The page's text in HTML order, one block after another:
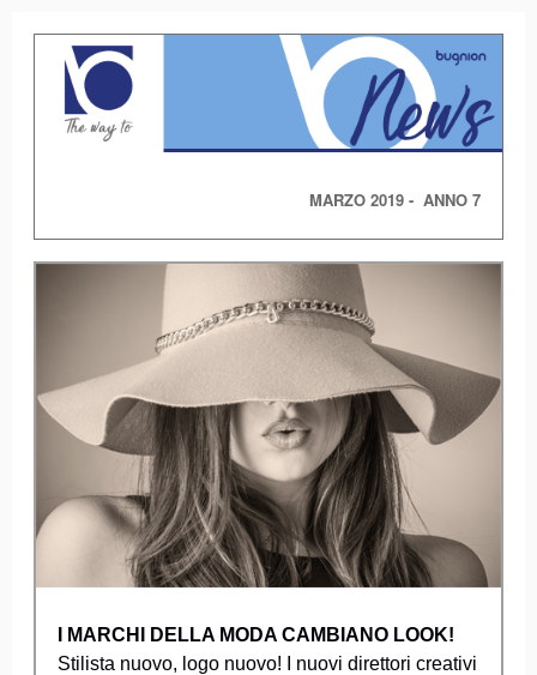
MARZO 2019 - ANNO 7
I MARCHI DELLA MODA CAMBIANO LOOK!
Stilista nuovo, logo nuovo! I nuovi direttori creativi